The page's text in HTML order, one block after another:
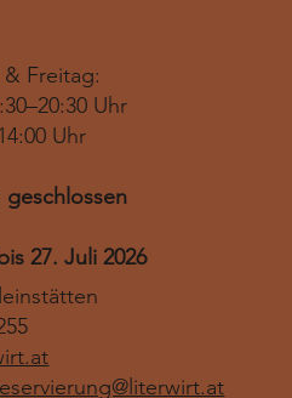
Freitag:
Uhr
Uhr
27. Juli 2026